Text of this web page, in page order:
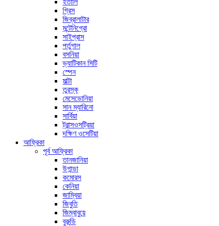
ইতালি
গ্রিস
জিব্রালাটার
মন্টেনিগ্রো
সাইপ্রাস
পর্তুগাল
বসনিয়া
ভ্যাটিকান সিটি
স্পেন
মাল্টা
তুরস্ক
মেসেডোনিয়া
সান ম্যারিনো
সার্বিয়া
ট্রান্সওসট্রিয়া
দক্ষিণ ওসেটিয়া
আফ্রিকা
পূর্ব আফ্রিকা
তানজানিয়া
উগান্ডা
কমোরস
কেনিয়া
জাম্বিয়া
জিবুতি
জিম্বাবুয়ে
বুরুন্ডি